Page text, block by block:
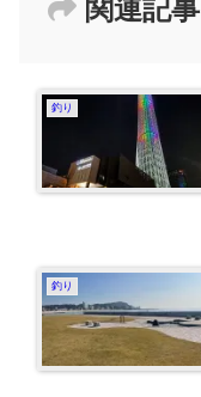
関連記事
釣り
釣り